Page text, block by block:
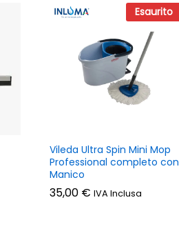
Esaurito
Vileda Ultra Spin Mini Mop
Professional completo con
Manico
35,00 € IVA Inclusa